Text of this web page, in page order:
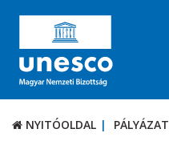
NYITÓOLDAL
NYITÓOLDAL